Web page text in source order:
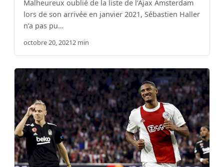
Malheureux oublié de la liste de l’Ajax Amsterdam
lors de son arrivée en janvier 2021, Sébastien Haller
n’a pas pu…
octobre 20, 20212 min